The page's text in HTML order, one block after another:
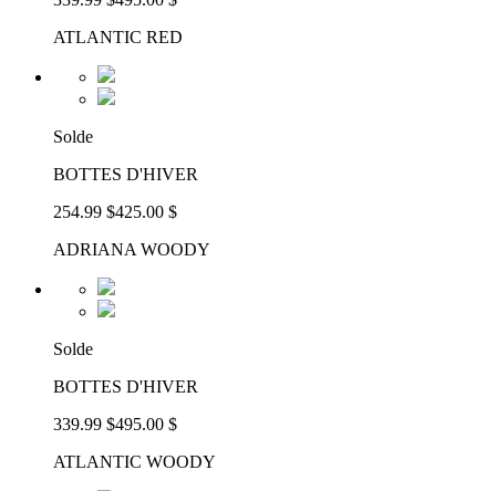
ATLANTIC RED
Solde
BOTTES D'HIVER
254.99 $425.00 $
ADRIANA WOODY
Solde
BOTTES D'HIVER
339.99 $495.00 $
ATLANTIC WOODY